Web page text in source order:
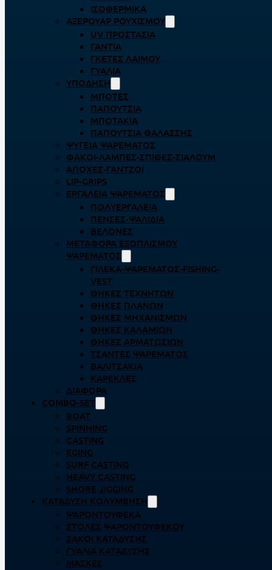
ΙΣΟΘΕΡΜΙΚΆ
ΑΞΕΡΟΥΆΡ ΡΟΥΧΙΣΜΟΎ
UV ΠΡΟΣΤΑΣΊΑ
ΓΆΝΤΙΑ
ΓΚΈΤΕΣ ΛΑΊΜΟΥ
ΓΥΑΛΙΆ
ΥΠΌΔΗΣΗ
ΜΠΌΤΕΣ
ΠΑΠΟΎΤΣΙΑ
ΜΠΟΤΆΚΙΑ
ΠΑΠΟΎΤΣΙΑ ΘΑΛΆΣΣΗΣ
ΨΥΓΕΊΑ ΨΑΡΈΜΑΤΟΣ
ΦΑΚΟΊ-ΛΆΜΠΕΣ-ΣΠΊΘΕΣ-ΣΊΑΛΟΥΜ
ΑΠΌΧΕΣ-ΓΆΝΤΖΟΙ
LIP-GRIPS
EΡΓΑΛΕΊΑ ΨΑΡΈΜΑΤΟΣ
ΠΟΛΥΕΡΓΑΛΕΊΑ
ΠΈΝΣΕΣ-ΨΑΛΊΔΙΑ
ΒΕΛΌΝΕΣ
ΜΕΤΑΦΟΡΆ ΕΞΟΠΛΙΣΜΟΎ
ΨΑΡΈΜΑΤΟΣ
ΓΙΛΈΚΑ-ΨΑΡΈΜΑΤΟΣ-FISHING-
VEST
ΘΉΚΕΣ ΤΕΧΝΗΤΏΝ
ΘΉΚΕΣ ΠΛΆΝΩΝ
ΘΉΚΕΣ ΜΗΧΑΝΙΣΜΏΝ
ΘΉΚΕΣ ΚΑΛΑΜΙΏΝ
ΘΉΚΕΣ ΑΡΜΑΤΩΣΙΏΝ
ΤΣΆΝΤΕΣ ΨΑΡΈΜΑΤΟΣ
ΒΑΛΙΤΣΆΚΙΑ
ΚΑΡΈΚΛΕΣ
ΔΙΆΦΟΡΑ
COMBO-SET
BOAT
SPINNING
CASTING
EGING
SURF CASTING
HEAVY CASTING
SHORE JIGGING
ΚΑΤΆΔΥΣΗ ΚΟΛΎΜΒΗΣΗ
ΨΑΡΟΝΤΟΎΦΕΚΑ
ΣΤΟΛΈΣ ΨΑΡΟΝΤΟΎΦΕΚΟΥ
ΣΆΚΟΙ ΚΑΤΆΔΥΣΗΣ
ΓΥΑΛΙΆ ΚΑΤΆΔΥΣΗΣ
ΜΆΣΚΕΣ